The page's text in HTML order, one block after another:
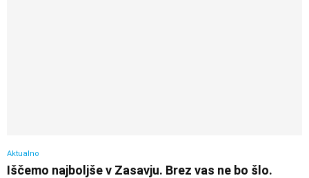
Aktualno
Iščemo najboljše v Zasavju. Brez vas ne bo šlo.